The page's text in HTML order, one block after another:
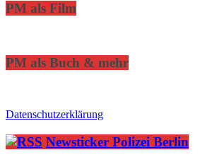
PM als Film
PM als Buch & mehr
Datenschutzerklärung
Newsticker Polizei Berlin